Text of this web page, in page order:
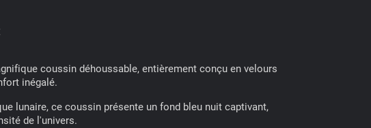
coussin déhoussable, entièrement conçu en velours
inégalé.
lunaire, ce coussin présente un fond bleu nuit captivant,
de l'univers.